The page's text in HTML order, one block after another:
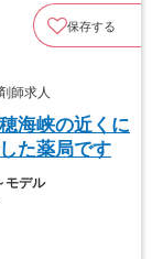
保存する
師求人
海峡の近くに
た薬局です
モデル